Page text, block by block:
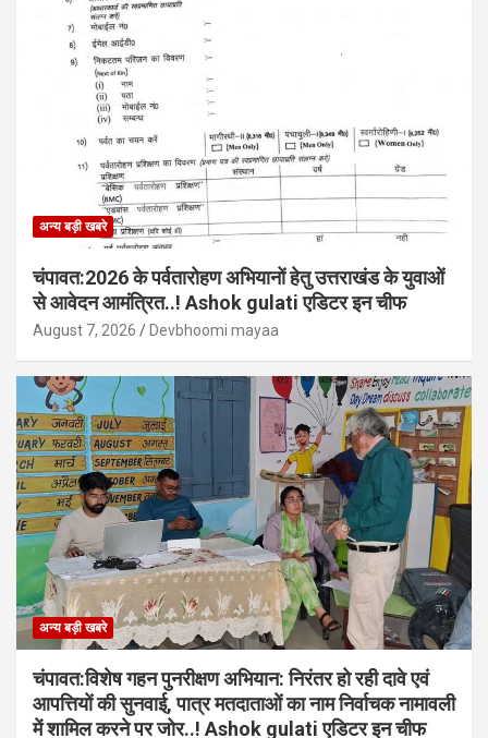
अन्य बड़ी खबरे
चंपावत:2026 के पर्वतारोहण अभियानों हेतु उत्तराखंड के युवाओं
से आवेदन आमंत्रित..! Ashok gulati एडिटर इन चीफ
August 7, 2026 Devbhoomi mayaa
अन्य बड़ी खबरे
चंपावत:विशेष गहन पुनरीक्षण अभियान: निरंतर हो रही दावे एवं
आपत्तियों की सुनवाई, पात्र मतदाताओं का नाम निर्वाचक नामावली
में शामिल करने पर जोर..! Ashok gulati एडिटर इन चीफ